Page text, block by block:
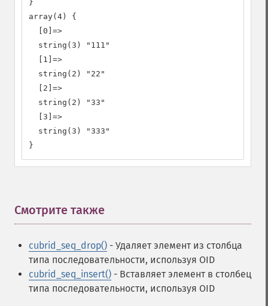
}
array(4) {
  [0]=>
  string(3) "111"
  [1]=>
  string(2) "22"
  [2]=>
  string(2) "33"
  [3]=>
  string(3) "333"
}
Смотрите также
cubrid_seq_drop() - Удаляет элемент из столбца
типа последовательности, используя OID
cubrid_seq_insert() - Вставляет элемент в столбец
типа последовательности, используя OID